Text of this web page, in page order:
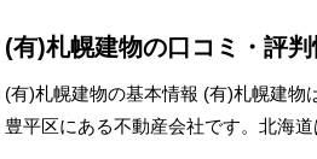
(有)札幌建物の口コミ・評
(有)札幌建物の基本情報 (有)札幌建物
豊平区にある不動産会社です。北海